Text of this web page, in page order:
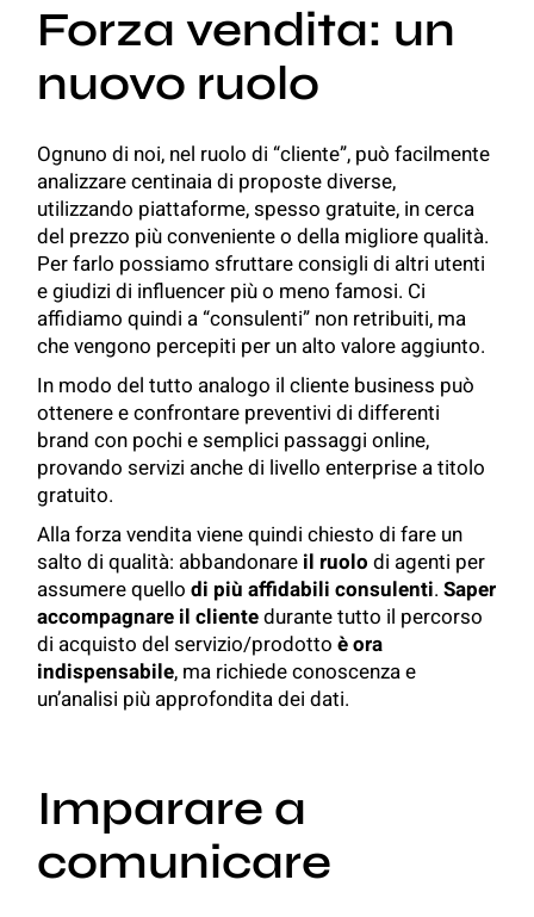
Forza vendita: un
nuovo ruolo
Ognuno di noi, nel ruolo di “cliente”, può facilmente
analizzare centinaia di proposte diverse,
utilizzando piattaforme, spesso gratuite, in cerca
del prezzo più conveniente o della migliore qualità.
Per farlo possiamo sfruttare consigli di altri utenti
e giudizi di influencer più o meno famosi. Ci
affidiamo quindi a “consulenti” non retribuiti, ma
che vengono percepiti per un alto valore aggiunto.
In modo del tutto analogo il cliente business può
ottenere e confrontare preventivi di differenti
brand con pochi e semplici passaggi online,
provando servizi anche di livello enterprise a titolo
gratuito.
Alla forza vendita viene quindi chiesto di fare un
salto di qualità: abbandonare il ruolo di agenti per
assumere quellodi più affidabili consulenti.Saper
accompagnare il clientedurante tutto il percorso
di acquisto del servizio/prodottoè ora
indispensabile, ma richiede conoscenza e
un’analisi più approfondita dei dati.
Imparare a
comunicare